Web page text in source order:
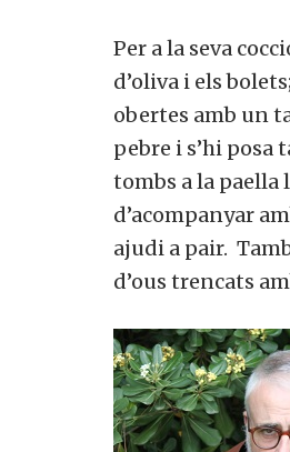
Per a la seva
d’oliva i els
obertes amb un
pebre i s’hi posa
tombs a la paella
d’acompanyar
ajudi a pair.
d’ous trencats